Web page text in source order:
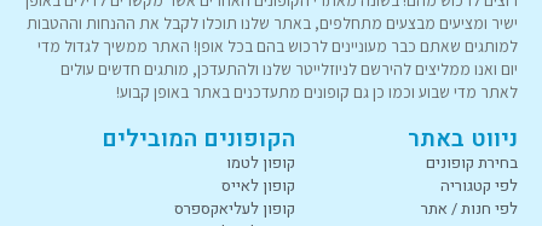
ישיר ומציעים מבצעים מתחלפים, באתר שלנו תוכלו לקבל את ההנחות וההטבות
למותגים שאתם כבר מעוניינים לרכוש בהם בכל אופן! האתר ממשיך לגדול מדי
יום ואנו ממליצים להירשם לניוזלייטר שלנו ולהתעדכן, מותגים חדשים עולים
לאתר מדי שבוע וכמו כן גם קופונים מתעדכנים באתר באופן קבוע!
ניווט באתר
בחירת קופונים
לפי קטגוריה
לפי חנות / אתר
הקופונים המובילים
קופון לטמו
קופון לאייס
קופון לעליאקספרס